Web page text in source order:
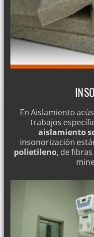
En Aislamiento
trabajos
aislamiento
insonorización
polietileno, de